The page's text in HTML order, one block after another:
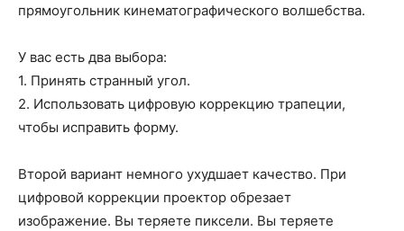
прямоугольник кинематографического волшебства.
У вас есть два выбора:
1. Принять странный угол.
2. Использовать цифровую коррекцию трапеции,
чтобы исправить форму.
Второй вариант немного ухудшает качество. При
цифровой коррекции проектор обрезает
изображение. Вы теряете пиксели. Вы теряете